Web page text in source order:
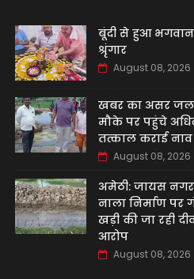
बूंदी से हुआ भगवान
श्रृंगार
August 08, 2026
खबर का असर
मौके पर पहुंचे
तत्काल कराई नाव
August 08, 2026
अमेठी: जायस नगर
नाला निर्माण पर
खड़ी की जा रही
आरोप
August 08, 2026